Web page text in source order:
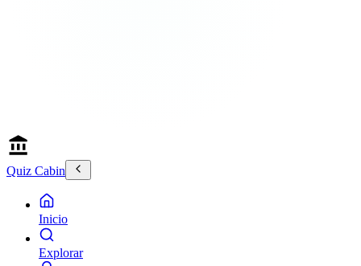
Quiz Cabin
Inicio
Explorar